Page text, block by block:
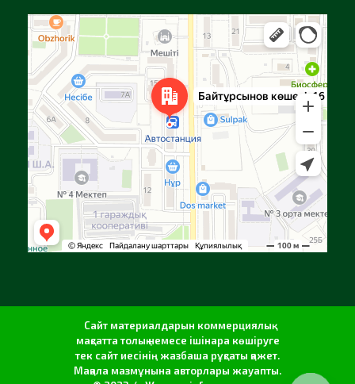
Яндекс Карталар — көлік, навигация, орындарды іздеу
Сайт материалдарын коммерциялық
мақсатта толық немесе ішінара көшіруге
тек сайт иесінің жазбаша рұқсаты қажет.
Мақала мазмұнына авторлары жауапты.